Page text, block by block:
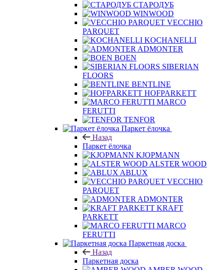
СТАРОДУБ
WINWOOD
VECCHIO
PARQUET
KOCHANELLI
ADMONTER
BOEN
SIBERIAN
FLOORS
BENTLINE
HOFPARKETT
MARCO
FERUTTI
TENFOR
Паркет ёлочка
Назад
Паркет ёлочка
KJOPMANN
ALSTER WOOD
ABLUX
VECCHIO
PARQUET
ADMONTER
KRAFT
PARKETT
MARCO
FERUTTI
Паркетная доска
Назад
Паркетная доска